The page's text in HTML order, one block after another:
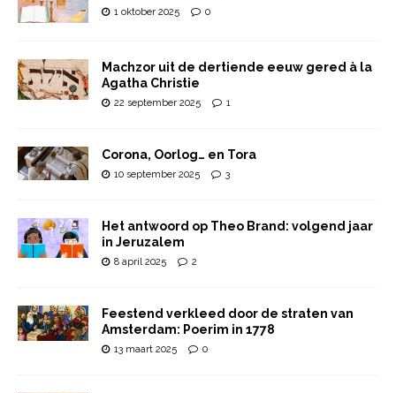
1 oktober 2025 0
Machzor uit de dertiende eeuw gered à la
Agatha Christie
22 september 2025 1
Corona, Oorlog… en Tora
10 september 2025 3
Het antwoord op Theo Brand: volgend jaar
in Jeruzalem
8 april 2025 2
Feestend verkleed door de straten van
Amsterdam: Poerim in 1778
13 maart 2025 0